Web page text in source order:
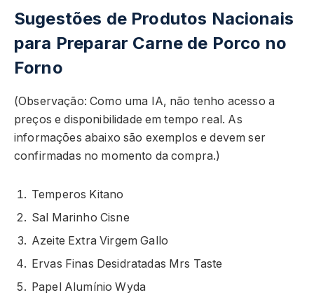
Sugestões de Produtos Nacionais
para Preparar Carne de Porco no
Forno
(Observação: Como uma IA, não tenho acesso a
preços e disponibilidade em tempo real. As
informações abaixo são exemplos e devem ser
confirmadas no momento da compra.)
Temperos Kitano
Sal Marinho Cisne
Azeite Extra Virgem Gallo
Ervas Finas Desidratadas Mrs Taste
Papel Alumínio Wyda